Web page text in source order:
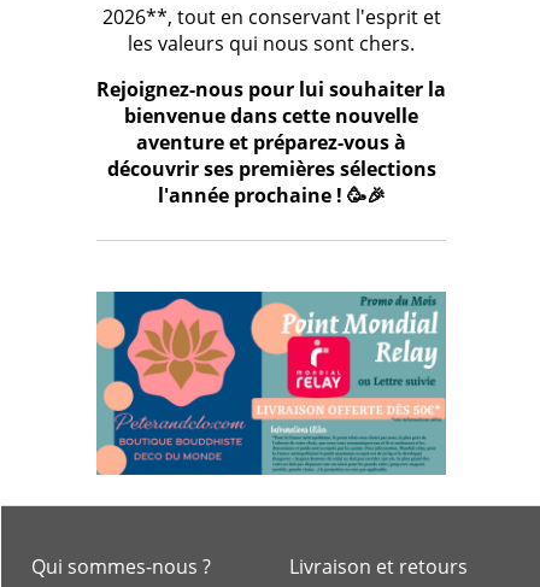
2026**, tout en conservant l'esprit et
les valeurs qui nous sont chers.
Rejoignez-nous pour lui souhaiter la
bienvenue dans cette nouvelle
aventure et préparez-vous à
découvrir ses premières sélections
l'année prochaine ! 🥳🎉
Livraison et retours
Qui sommes-nous ?